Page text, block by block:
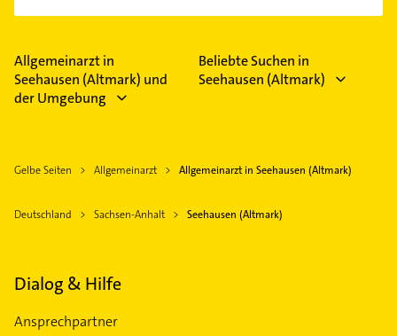
Allgemeinarzt in
Seehausen (Altmark) und
der Umgebung
Beliebte Suchen in
Seehausen (Altmark)
Gelbe Seiten Allgemeinarzt Allgemeinarzt in Seehausen (Altmark)
Deutschland Sachsen-Anhalt Seehausen (Altmark)
Dialog & Hilfe
Ansprechpartner